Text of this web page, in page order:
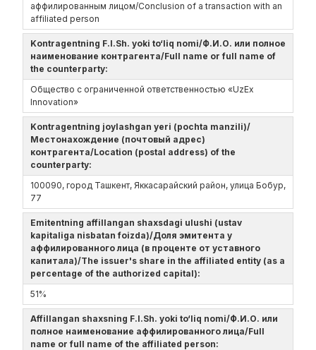
аффилированным лицом/Conclusion of a transaction with an
affiliated person
Kontragentning F.I.Sh. yoki to‘liq nomi/Ф.И.О. или полное
наименование контрагента/Full name or full name of
the counterparty:
Общество с ограниченной ответственностью «UzEx
Innovation»
Kontragentning joylashgan yeri (pochta manzili)/
Местонахождение (почтовый адрес)
контрагента/Location (postal address) of the
counterparty:
100090, город Ташкент, Яккасарайский район, улица Бобур,
77
Emitentning affillangan shaxsdagi ulushi (ustav
kapitaliga nisbatan foizda)/Доля эмитента у
аффилированного лица (в проценте от уставного
капитала)/The issuer's share in the affiliated entity (as a
percentage of the authorized capital):
51%
Affillangan shaxsning F.I.Sh. yoki to‘liq nomi/Ф.И.О. или
полное наименование аффилированного лица/Full
name or full name of the affiliated person: